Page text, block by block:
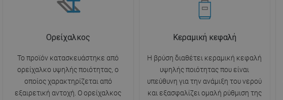
Ορείχαλκος
Το προϊόν κατασκευάστηκε από
ορείχαλκο υψηλής ποιότητας, ο
οποίος χαρακτηρίζεται από
εξαιρετική αντοχή. Ο ορείχαλκος
Κεραμική κεφαλή
Η βρύση διαθέτει κεραμική κεφαλή
υψηλής ποιότητας που είναι
υπεύθυνη για την ανάμιξη του νερού
και εξασφαλίζει ομαλή ρύθμιση της